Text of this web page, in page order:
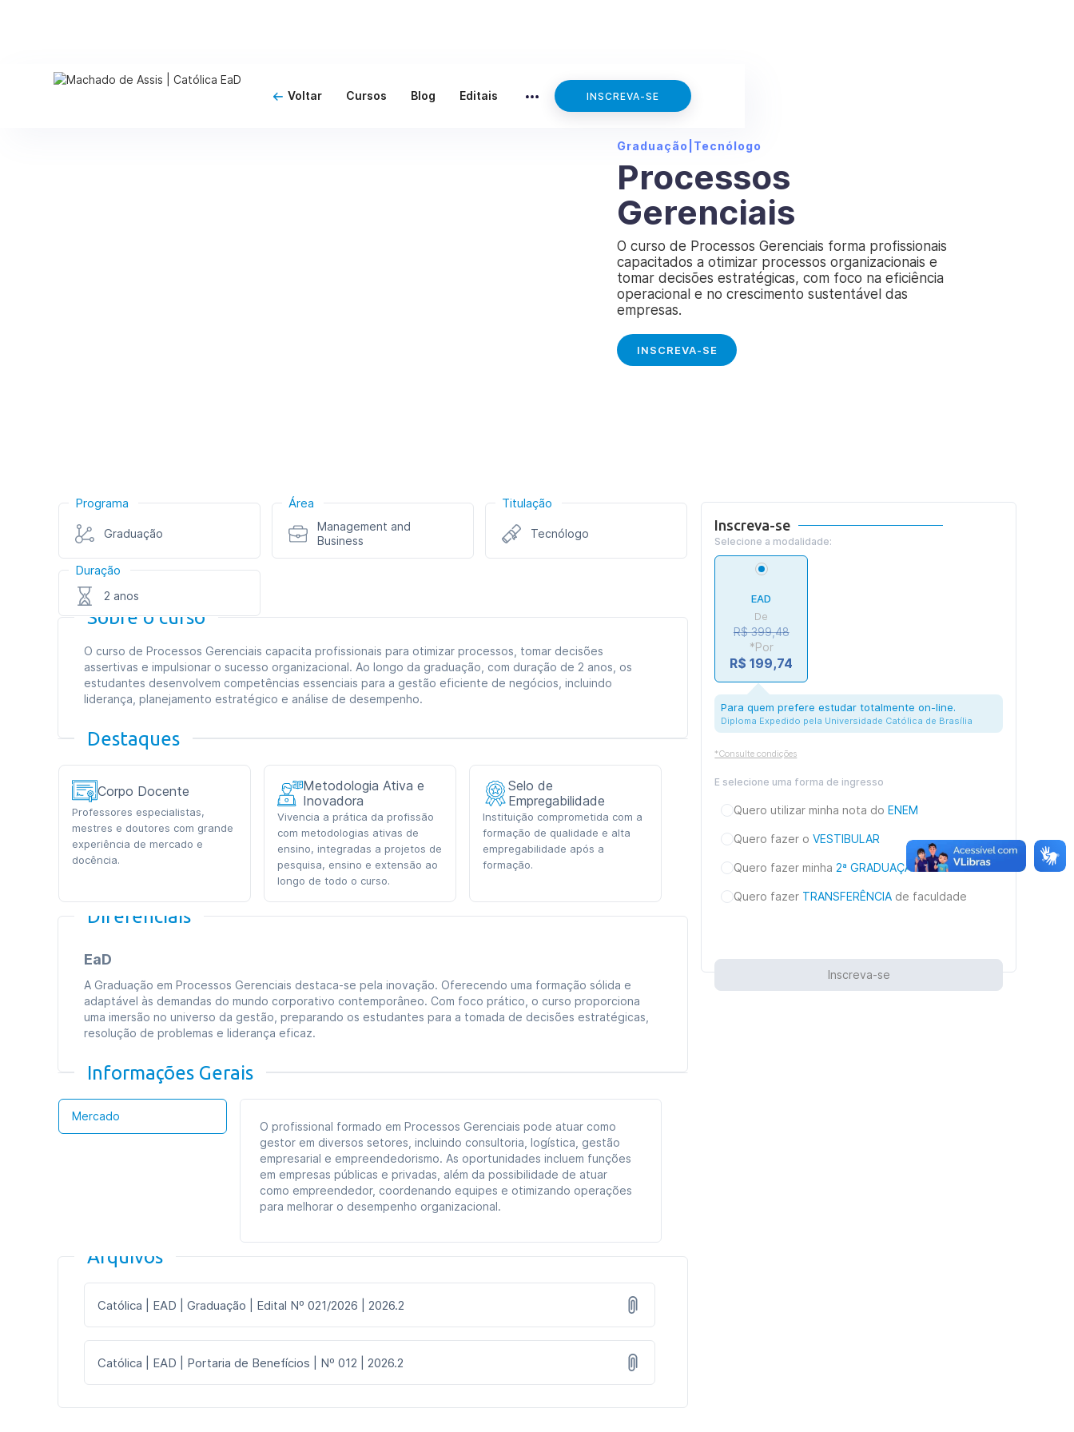
Voltar Cursos Blog Editais INSCREVA-SE
Graduação Tecnólogo
Processos
Gerenciais
O curso de Processos Gerenciais forma profissionais
capacitados a otimizar processos organizacionais e
tomar decisões estratégicas, com foco na eficiência
operacional e no crescimento sustentável das
empresas.
INSCREVA-SE
Programa
Graduação
Área
Management and
Business
Titulação
Tecnólogo
Duração
2 anos
Sobre o curso
O curso de Processos Gerenciais capacita profissionais para otimizar processos, tomar decisões
assertivas e impulsionar o sucesso organizacional. Ao longo da graduação, com duração de 2 anos, os
estudantes desenvolvem competências essenciais para a gestão eficiente de negócios, incluindo
liderança, planejamento estratégico e análise de desempenho.
Destaques
Corpo Docente
Professores especialistas,
mestres e doutores com grande
experiência de mercado e
docência.
Metodologia Ativa e
Inovadora
Vivencia a prática da profissão
com metodologias ativas de
ensino, integradas a projetos de
pesquisa, ensino e extensão ao
longo de todo o curso.
Selo de
Empregabilidade
Instituição comprometida com a
formação de qualidade e alta
empregabilidade após a
formação.
Diferenciais
EaD
A Graduação em Processos Gerenciais destaca-se pela inovação. Oferecendo uma formação sólida e
adaptável às demandas do mundo corporativo contemporâneo. Com foco prático, o curso proporciona
uma imersão no universo da gestão, preparando os estudantes para a tomada de decisões estratégicas,
resolução de problemas e liderança eficaz.
Informações Gerais
Mercado
O profissional formado em Processos Gerenciais pode atuar como
gestor em diversos setores, incluindo consultoria, logística, gestão
empresarial e empreendedorismo. As oportunidades incluem funções
em empresas públicas e privadas, além da possibilidade de atuar
como empreendedor, coordenando equipes e otimizando operações
para melhorar o desempenho organizacional.
Arquivos
Católica | EAD | Graduação | Edital Nº 021/2026 | 2026.2
Católica | EAD | Portaria de Benefícios | Nº 012 | 2026.2
Inscreva-se
Selecione a modalidade:
EAD
De
R$ 399,48
*Por
R$ 199,74
Para quem prefere estudar totalmente on-line.
Diploma Expedido pela Universidade Católica de Brasília
*Consulte condições
E selecione uma forma de ingresso
Quero utilizar minha nota doENEM
Quero fazer oVESTIBULAR
Quero fazer minha 2ª GRADUAÇÃO
Quero fazer TRANSFERÊNCIA de faculdade
Inscreva-se